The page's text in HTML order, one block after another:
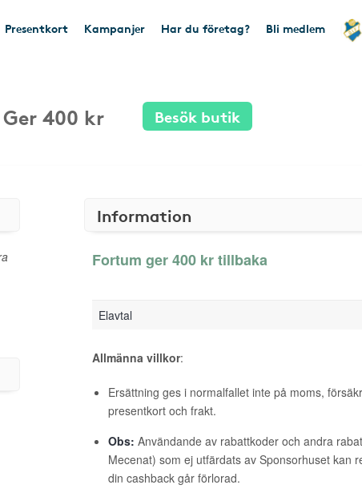
Presentkort Kampanjer Har du företag? Bli medlem
Ger 400 kr Besök butik
Information
Fortum ger 400 kr tillbaka
Elavtal
Allmänna villkor:
Ersättning ges i normalfallet inte på moms,
presentkort och frakt.
Obs: Användande av rabattkoder och andra
Mecenat) som ej utfärdats av Sponsorhuset kan
din cashback går förlorad.